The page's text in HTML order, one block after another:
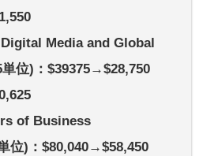
Media and Global
位)：$39375→$28,750
of Business
位)：$80,040→$58,450